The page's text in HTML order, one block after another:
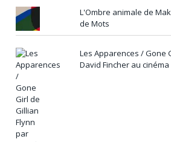
L'Ombre animale de
de Mots
Les Apparences / Gone
David Fincher au